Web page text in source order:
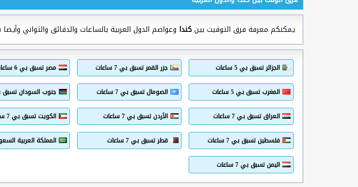
يمكنكم معرفة فرق التوقيت بينكندا وعواصم الدول العربية بالساعات والدقائق والثواني
الجزائر تسبق بي 5 ساعات جزر القمر تسبق بي 7 ساعات مصر تسبق بي 6 ساعات
المغرب تسبق بي 5 ساعات الصومال تسبق بي 7 ساعات جنوب السودان تسبق بي 7
العراق تسبق بي 7 ساعات الأردن تسبق بي 7 ساعات الكويت تسبق بي 7 ساعات
فلسطين تسبق بي 7 ساعات قطر تسبق بي 7 ساعات المملكة العربية
اليمن تسبق بي 7 ساعات